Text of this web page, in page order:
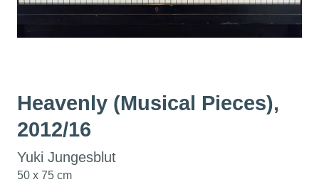
Heavenly (Musical Pieces),
2012/16
Yuki Jungesblut
50 x 75 cm